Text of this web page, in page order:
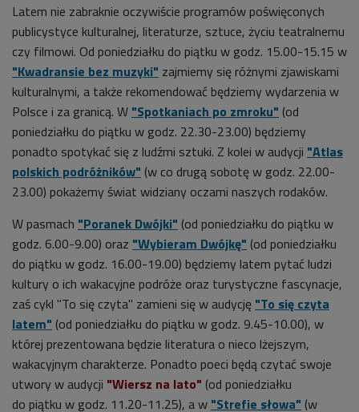
Latem nie zabraknie oczywiście programów poświęconych
publicystyce kulturalnej, literaturze, sztuce, życiu teatralnemu
czy filmowi. Od poniedziałku do piątku w godz. 15.00-15.15 w
"Kwadransie bez muzyki" zajmiemy się różnymi zjawiskami
kulturalnymi, a także rekomendować będziemy wydarzenia w
Polsce i za granicą. W "Spotkaniach po zmroku" (od
poniedziałku do piątku w godz. 22.30-23.00) będziemy
ponadto spotykać się z ludźmi sztuki. Z kolei w audycji "Atlas
polskich podróżników" (w co drugą sobotę w godz. 22.00-
23.00) pokażemy świat widziany oczami naszych rodaków.
W pasmach "Poranek Dwójki" (od poniedziałku do piątku w
godz. 6.00-9.00) oraz "Wybieram Dwójkę" (od poniedziałku
do piątku w godz. 16.00-19.00) będziemy latem pytać ludzi
kultury o ich wakacyjne podróże oraz turystyczne fascynacje,
zaś cykl "To się czyta" zamieni się w audycję "To się czyta
latem" (od poniedziałku do piątku w godz. 9.45-10.00), w
której prezentowana będzie literatura o nieco lżejszym,
wakacyjnym charakterze. Ponadto poeci będą czytać swoje
utwory w audycji "Wiersz na lato" (od poniedziałku
do piątku w godz. 11.20-11.25), a w "Strefie słowa" (w